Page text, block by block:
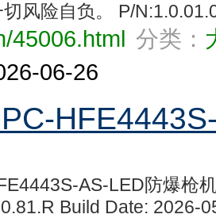
风险自负。 P/
45006.html 分类：
06-26
AS-LED防爆枪
Build Date: 2026-